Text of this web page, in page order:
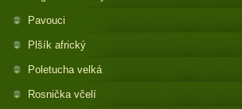
Pavouci
Plšík africký
Poletucha velká
Rosnička včelí